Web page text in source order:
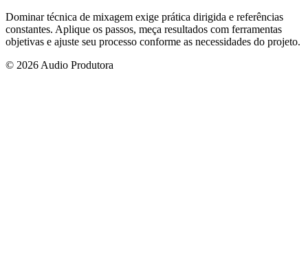
Dominar técnica de mixagem exige prática dirigida e referências
constantes. Aplique os passos, meça resultados com ferramentas
objetivas e ajuste seu processo conforme as necessidades do projeto.
© 2026 Audio Produtora